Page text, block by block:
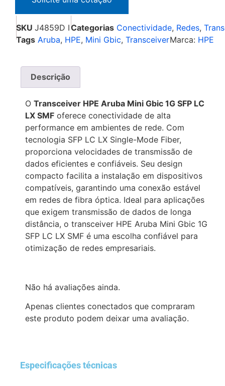
SKU J4859D ICategorias Conectividade, Redes,
Tags Aruba, HPE, Mini Gbic, TransceiverMarca: HPE
Descrição
O Transceiver HPE Aruba Mini Gbic 1G SFP LC
LX SMF oferece conectividade de alta
performance em ambientes de rede. Com
tecnologia SFP LC LX Single-Mode Fiber,
proporciona velocidades de transmissão de
dados eficientes e confiáveis. Seu design
compacto facilita a instalação em dispositivos
compatíveis, garantindo uma conexão estável
em redes de fibra óptica. Ideal para aplicações
que exigem transmissão de dados de longa
distância, o transceiver HPE Aruba Mini Gbic 1G
SFP LC LX SMF é uma escolha confiável para
otimização de redes empresariais.
Não há avaliações ainda.
Apenas clientes conectados que compraram
este produto podem deixar uma avaliação.
Especificações técnicas